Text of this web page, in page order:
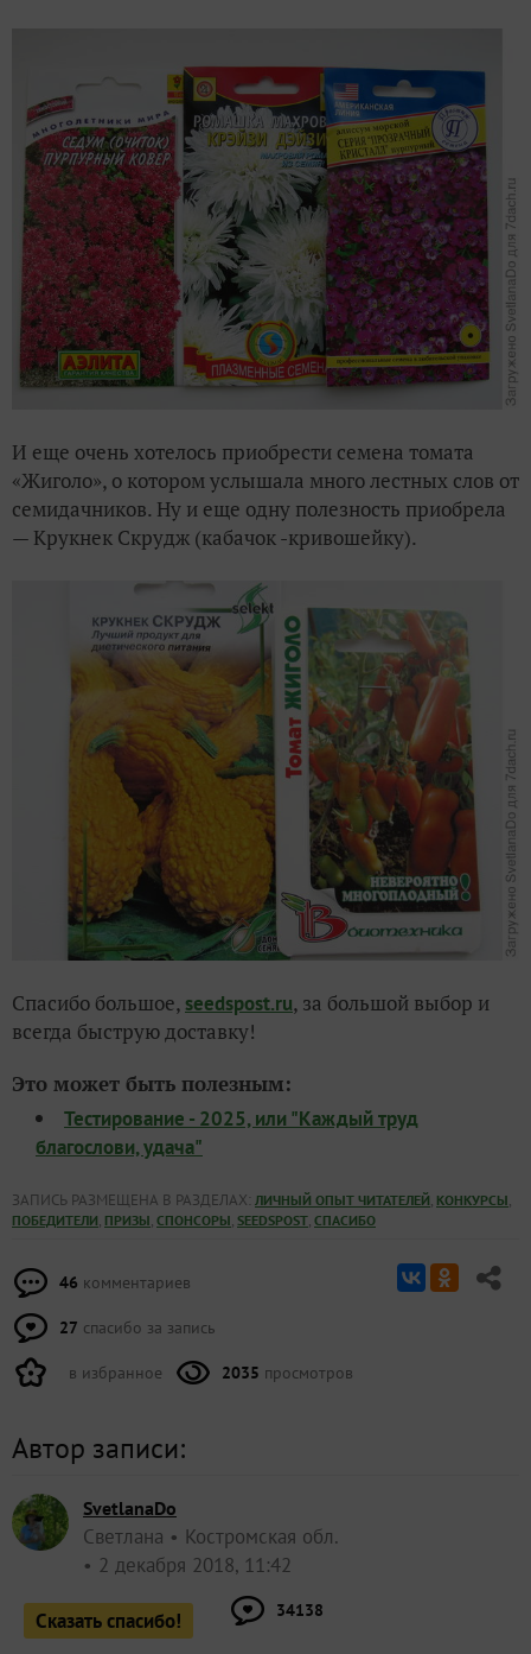
И еще очень хотелось приобрести семена томата
«Жиголо», о котором услышала много лестных слов от
семидачников. Ну и еще одну полезность приобрела
— Крукнек Скрудж (кабачок -кривошейку).
Спасибо большое, seedspost.ru, за большой выбор и
всегда быструю доставку!
Это может быть полезным:
Тестирование - 2025, или "Каждый труд
благослови, удача"
ЗАПИСЬ РАЗМЕЩЕНА В РАЗДЕЛАХ: ЛИЧНЫЙ ОПЫТ ЧИТАТЕЛЕЙ, КОНКУРСЫ,
ПОБЕДИТЕЛИ, ПРИЗЫ, СПОНСОРЫ, SEEDSPOST, СПАСИБО
46 комментариев
27 спасибо за запись
в избранное 2035 просмотров
Автор записи:
SvetlanaDo
Светлана
Костромская обл.
2 декабря 2018, 11:42
Сказать спасибо! 34138